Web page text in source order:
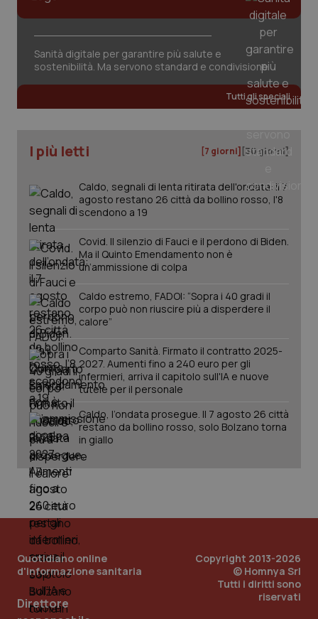
Sanità digitale per garantire più salute e
sostenibilità. Ma servono standard e condivisione
Tutti gli speciali
I più letti [7 giorni] [30 giorni]
Caldo, segnali di lenta ritirata dell'ondata: il 7
agosto restano 26 città da bollino rosso, l'8
scendono a 19
Covid. Il silenzio di Fauci e il perdono di Biden.
Ma il Quinto Emendamento non è
un’ammissione di colpa
Caldo estremo, FADOI: “Sopra i 40 gradi il
corpo può non riuscire più a disperdere il
calore”
Comparto Sanità. Firmato il contratto 2025-
2027. Aumenti fino a 240 euro per gli
infermieri, arriva il capitolo sull'IA e nuove
tutele per il personale
Caldo, l’ondata prosegue. Il 7 agosto 26 città
restano da bollino rosso, solo Bolzano torna
in giallo
Quotidiano online
d'informazione sanitaria
Direttore
Copyright 2013-2026
© Homnya Srl
Tutti i diritti sono
riservati
PHPSESSID
www.quotidianosanita.it
_ga_KM60CM4NPH